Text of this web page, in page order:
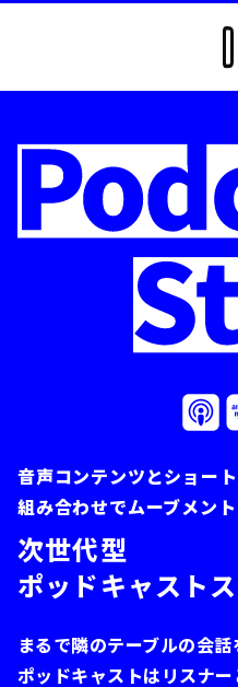
音声コンテンツとショー
組み合わせでムーブメン
次世代型
ポッドキャスト
まるで隣のテーブルの会
ポッドキャストはリスナ